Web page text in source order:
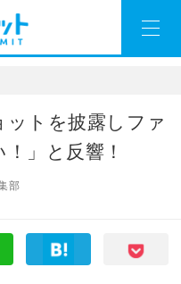
トを披露しファ
」と反響！
部